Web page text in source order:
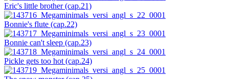
Eric's little brother (cap.21)
Bonnie's flute (cap.22)
Bonnie can't sleep (cap.23)
Pickle gets too hot (cap.24)